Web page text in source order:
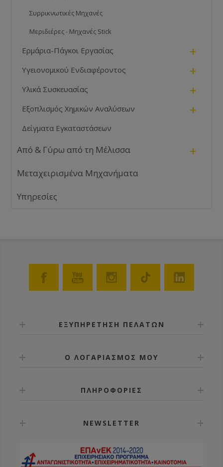
Συρρικνωτικές Μηχανές
Μεριδιέρες - Μηχανές Stick
Ερμάρια-Πάγκοι Εργασίας +
Υγειονομικού Ενδιαφέροντος +
Υλικά Συσκευασίας +
Εξοπλισμός Χημικών Αναλύσεων +
Δείγματα Εγκαταστάσεων
Από & Γύρω από τη Μέλισσα +
Μεταχειρισμένα Μηχανήματα
Υπηρεσίες
ΕΞΥΠΗΡΕΤΗΣΗ ΠΕΛΑΤΩΝ
Ο ΛΟΓΑΡΙΑΣΜΟΣ ΜΟΥ
ΠΛΗΡΟΦΟΡΙΕΣ
NEWSLETTER